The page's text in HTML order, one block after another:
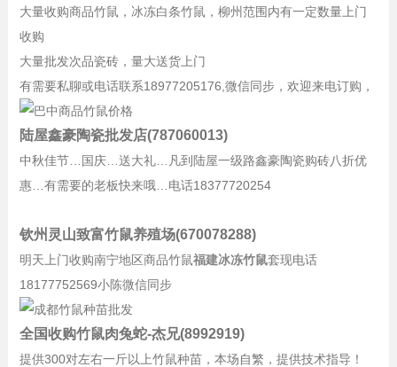
大量收购商品竹鼠，冰冻白条竹鼠，柳州范围内有一定数量上门
收购
大量批发次品瓷砖，量大送货上门
有需要私聊或电话联系18977205176,微信同步，欢迎来电订购，
陆屋鑫豪陶瓷批发店(787060013)
中秋佳节…国庆…送大礼…凡到陆屋一级路鑫豪陶瓷购砖八折优
惠…有需要的老板快来哦…电话18377720254
钦州灵山致富竹鼠养殖场(670078288)
明天上门收购南宁地区商品竹鼠福建冰冻竹鼠套现电话
18177752569小陈微信同步
全国收购竹鼠肉兔蛇-杰兄(8992919)
提供300对左右一斤以上竹鼠种苗，本场自繁，提供技术指导！